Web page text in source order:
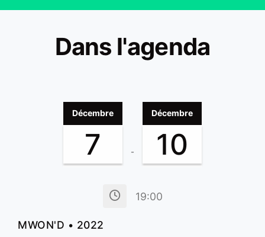
Dans l'agenda
Décembre
7 -
Décembre
10
19:00
MWON'D • 2022